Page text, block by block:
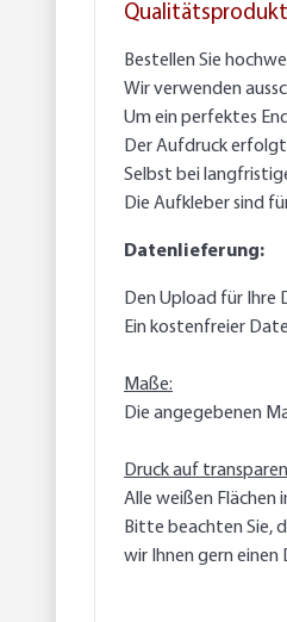
Bestellen Sie
Wir verwenden
Um ein perfektes
Der Aufdruck
Selbst bei
Die Aufkleber sind
Datenlieferung:
Den Upload für Ihre
Ein kostenfreier
Maße:
Die angegebenen
Druck auf
Alle weißen
Bitte beachten Sie,
wir Ihnen gern